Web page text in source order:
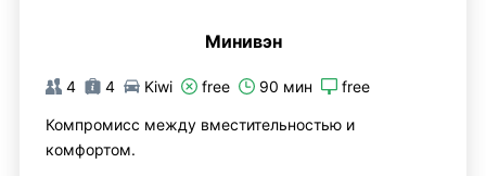
Минивэн
4 4 Kiwi free 90 мин free
Компромисс между вместительностью и
комфортом.